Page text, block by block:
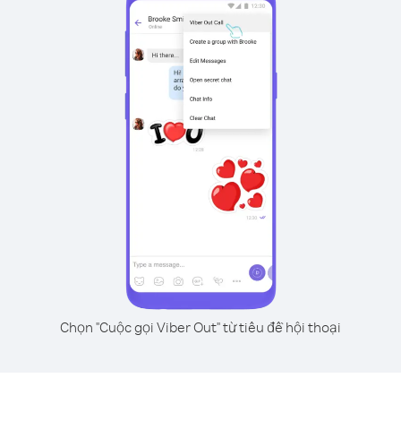
Chọn "Cuộc gọi Viber Out" từ tiêu đề hội thoại